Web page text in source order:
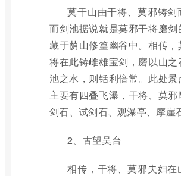
莫干山由干将、莫邪铸剑
而剑池据说就是莫邪干将磨剑
藏于荫山修篁幽谷中。相传，
将在此铸雌雄宝剑，磨以山之
池之水，则铦利倍常。此处景
主要有四叠飞瀑，干将、莫邪
剑石、试剑石、观瀑亭、摩崖
2、古望吴台
相传，干将、莫邪夫妇在